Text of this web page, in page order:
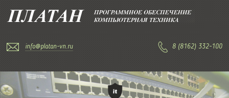
info@platan-vn.ru 8 (8162) 332-100